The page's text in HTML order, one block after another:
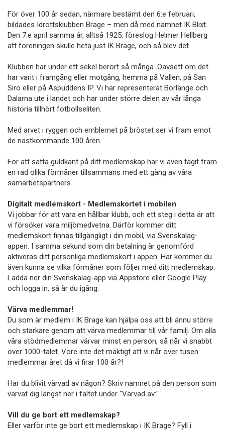
För över 100 år sedan, närmare bestämt den 6:e februari,
bildades Idrottsklubben Brage – men då med namnet IK Blixt.
Den 7:e april samma år, alltså 1925, föreslog Helmer Hellberg
att föreningen skulle heta just IK Brage, och så blev det.
Klubben har under ett sekel berört så många. Oavsett om det
har varit i framgång eller motgång, hemma på Vallen, på San
Siro eller på Aspuddens IP. Vi har representerat Borlänge och
Dalarna ute i landet och har under större delen av vår långa
historia tillhört fotbollseliten.
Med arvet i ryggen och emblemet på bröstet ser vi fram emot
de nästkommande 100 åren.
För att sätta guldkant på ditt medlemskap har vi även tagit fram
en rad olika förmåner tillsammans med ett gäng av våra
samarbetspartners.
Digitalt medlemskort - Medlemskortet i mobilen
Vi jobbar för att vara en hållbar klubb, och ett steg i detta är att
vi försöker vara miljömedvetna. Därför kommer ditt
medlemskort finnas tillgängligt i din mobil, via Svenskalag-
appen. I samma sekund som din betalning är genomförd
aktiveras ditt personliga medlemskort i appen. Här kommer du
även kunna se vilka förmåner som följer med ditt medlemskap.
Ladda ner din Svenskalag-app via Appstore eller Google Play
och logga in, så är du igång.
Värva medlemmar!
Du som är medlem i IK Brage kan hjälpa oss att bli ännu större
och starkare genom att värva medlemmar till vår familj. Om alla
våra stödmedlemmar värvar minst en person, så når vi snabbt
över 1000-talet. Vore inte det mäktigt att vi når över tusen
medlemmar året då vi firar 100 år?!
Har du blivit värvad av någon? Skriv namnet på den person som
värvat dig längst ner i fältet under "Värvad av:"
Vill du ge bort ett medlemskap?
Eller varför inte ge bort ett medlemskap i IK Brage? Fyll i